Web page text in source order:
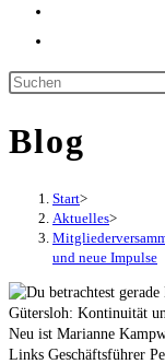
Suche
umschalten
Blog
Start>
Aktuelles>
und neue Impulse
Neu ist Marianne
Links Geschäftsführer